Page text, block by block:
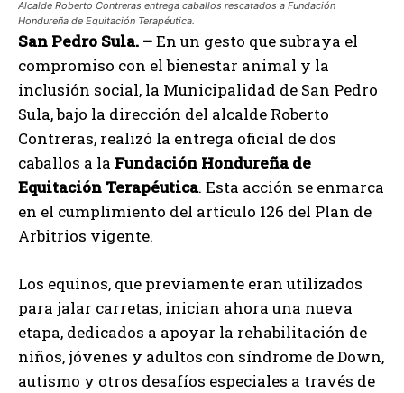
Alcalde Roberto Contreras entrega caballos rescatados a Fundación
Hondureña de Equitación Terapéutica.
San Pedro Sula. –En un gesto que subraya el
compromiso con el bienestar animal y la
inclusión social, la Municipalidad de San Pedro
Sula, bajo la dirección del alcalde Roberto
Contreras, realizó la entrega oficial de dos
caballos a la Fundación Hondureña de
Equitación Terapéutica. Esta acción se enmarca
en el cumplimiento del artículo 126 del Plan de
Arbitrios vigente.
Los equinos, que previamente eran utilizados
para jalar carretas, inician ahora una nueva
etapa, dedicados a apoyar la rehabilitación de
niños, jóvenes y adultos con síndrome de Down,
autismo y otros desafíos especiales a través de